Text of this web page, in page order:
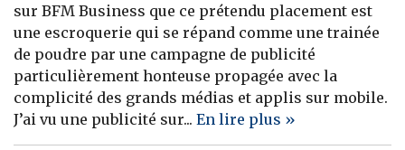
sur BFM Business que ce prétendu placement est
une escroquerie qui se répand comme une trainée
de poudre par une campagne de publicité
particulièrement honteuse propagée avec la
complicité des grands médias et applis sur mobile.
J’ai vu une publicité sur... En lire plus »